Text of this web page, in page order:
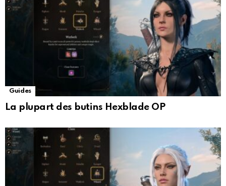
Guides
La plupart des butins Hexblade OP